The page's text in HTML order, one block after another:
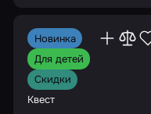
Новинка
Для детей
Скидки
Квест